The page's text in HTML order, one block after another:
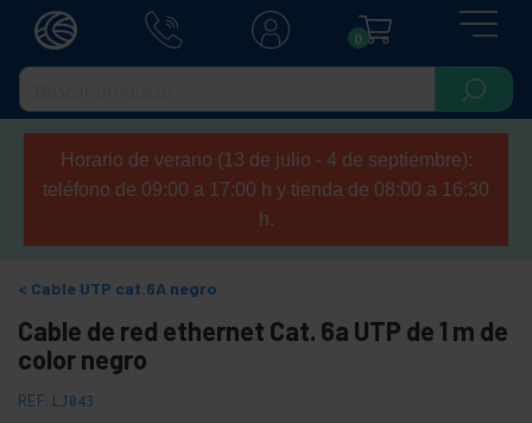
0
Horario de verano (13 de julio - 4 de septiembre):
teléfono de 09:00 a 17:00 h y tienda de 08:00 a 16:30
h.
Cable UTP cat.6A negro
Cable de red ethernet Cat. 6a UTP de 1 m de
color negro
REF: LJ043